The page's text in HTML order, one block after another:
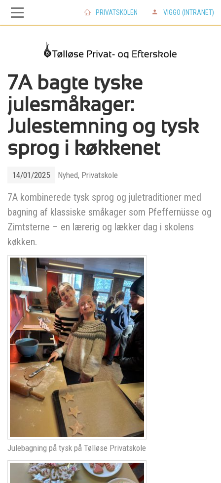
Skip
main
navigation
Skip
main
content
PRIVATSKOLEN VIGGO (INTRANET)
7A bagte tyske
julesmåkager:
Julestemning og tysk
sprog i køkkenet
14/01/2025 Nyhed, Privatskole
7A kombinerede tysk sprog og juletraditioner med
bagning af klassiske småkager som Pfeffernüsse og
Zimtsterne – en lærerig og lækker dag i skolens
køkken.
Julebagning på tysk på Tølløse Privatskole